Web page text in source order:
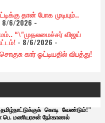
தான் போக முடியும்..
6/2026 -
“\"முதலமைச்சர் விஜய்
- 8/6/2026 -
கார் ஓட்டியதில் விபத்து!
கொடி வேண்டும்!"
பெ. மணியரசன் நோ்காணல்